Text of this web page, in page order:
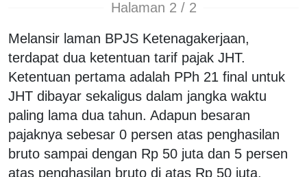
Halaman 2 / 2
Melansir laman BPJS Ketenagakerjaan,
terdapat dua ketentuan tarif pajak JHT.
Ketentuan pertama adalah PPh 21 final untuk
JHT dibayar sekaligus dalam jangka waktu
paling lama dua tahun. Adapun besaran
pajaknya sebesar 0 persen atas penghasilan
bruto sampai dengan Rp 50 juta dan 5 persen
atas penghasilan bruto di atas Rp 50 juta.